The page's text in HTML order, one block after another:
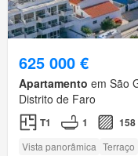
625 000 €
Apartamento em São
Distrito de Faro
T1 1 158
Vista panorâmica Terraço